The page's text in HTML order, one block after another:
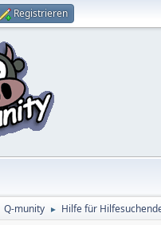
Registrieren
Q-munity ► Hilfe für